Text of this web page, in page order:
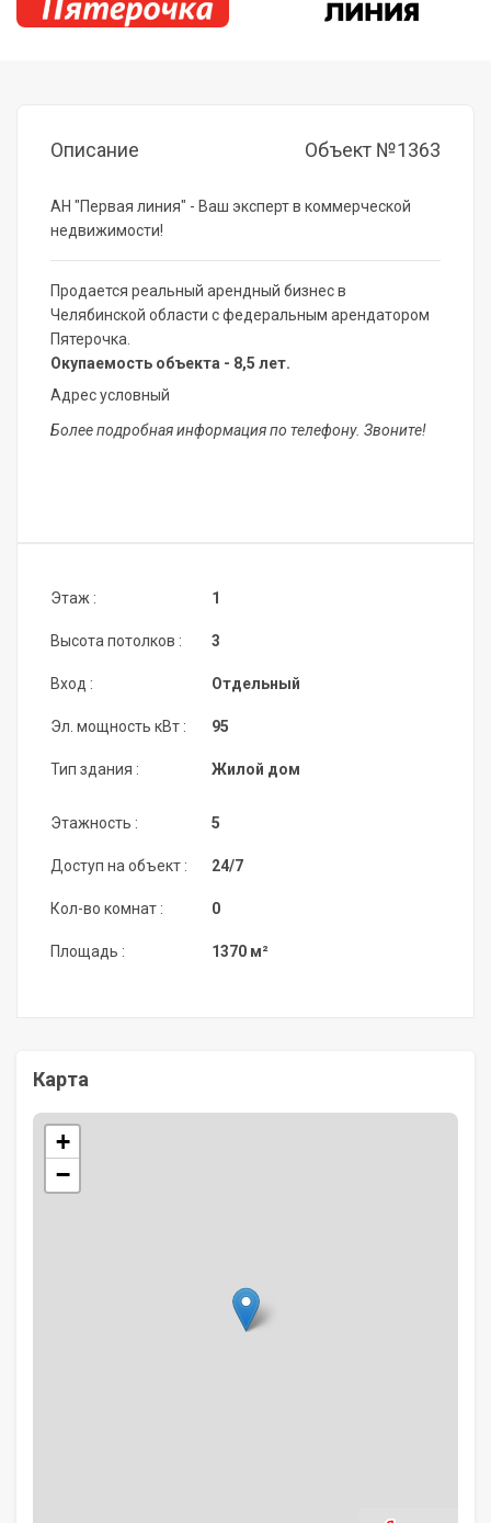
Описание Объект №1363
АН "Первая линия" - Ваш эксперт в коммерческой
недвижимости!
Продается реальный арендный бизнес в
Челябинской области с федеральным арендатором
Пятерочка.
Окупаемость объекта - 8,5 лет.
Адрес условный
Более подробная информация по телефону. Звоните!
Этаж :
Высота потолков :
Вход :
Эл. мощность кВт :
Тип здания :
1
3
Отдельный
95
Жилой дом
Этажность :
Доступ на объект :
Кол-во комнат :
Площадь :
5
24/7
0
1370 м²
Карта
+
−